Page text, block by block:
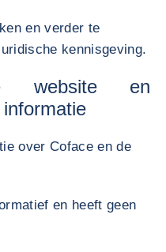
en verder te
kennisgeving.
website en
over Coface en de
en heeft geen